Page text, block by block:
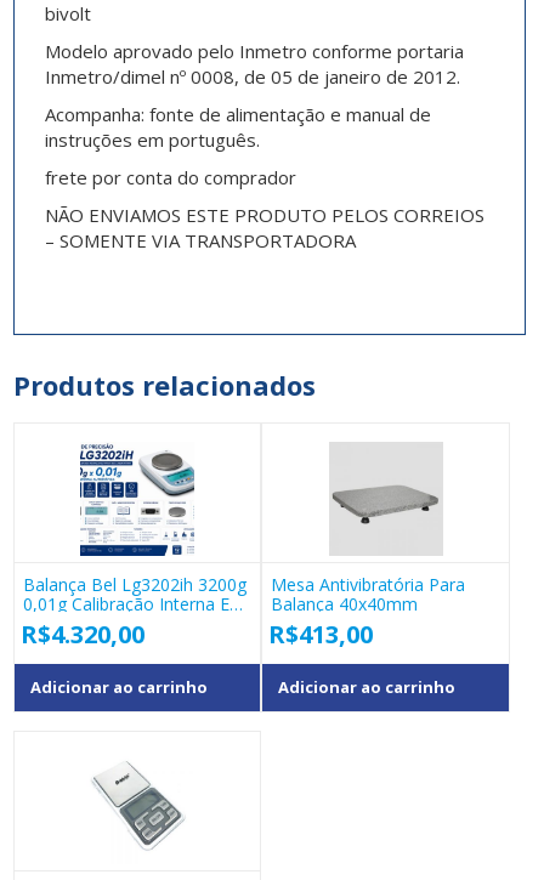
bivolt
Modelo aprovado pelo Inmetro conforme portaria
Inmetro/dimel nº 0008, de 05 de janeiro de 2012.
Acompanha: fonte de alimentação e manual de
instruções em português.
frete por conta do comprador
NÃO ENVIAMOS ESTE PRODUTO PELOS CORREIOS
– SOMENTE VIA TRANSPORTADORA
Produtos relacionados
Balança Bel Lg3202ih 3200g
0,01g Calibração Interna E
Glp
R$4.320,00
Adicionar ao carrinho
Mesa Antivibratória Para
Balança 40x40mm
R$413,00
Adicionar ao carrinho